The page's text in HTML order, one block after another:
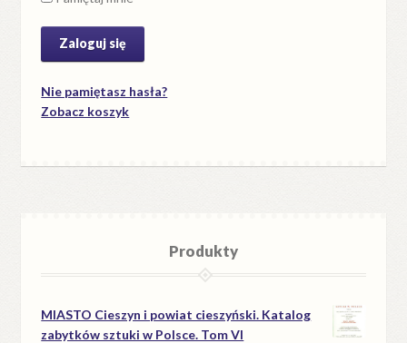
Nie pamiętasz hasła?
Zobacz koszyk
Produkty
MIASTO Cieszyn i powiat cieszyński. Katalog
zabytków sztuki w Polsce. Tom VI